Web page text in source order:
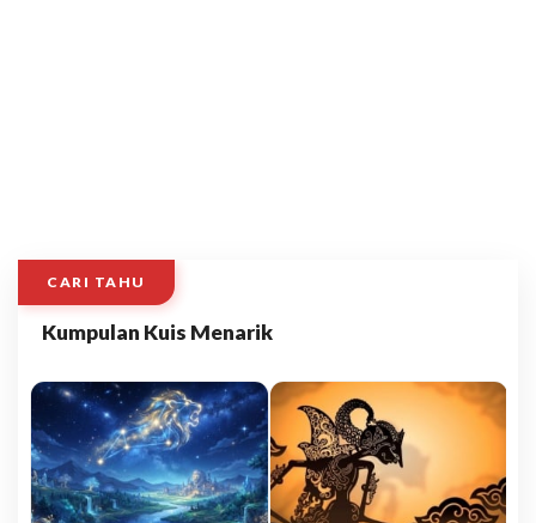
CARI TAHU
Kumpulan Kuis Menarik